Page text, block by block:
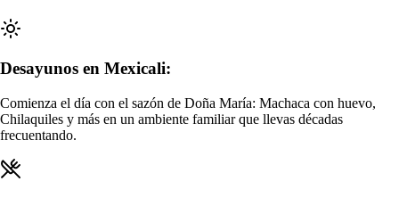
Desayunos en Mexicali:
Comienza el día con el sazón de Doña María: Machaca con huevo,
Chilaquiles y más en un ambiente familiar que llevas décadas
frecuentando.